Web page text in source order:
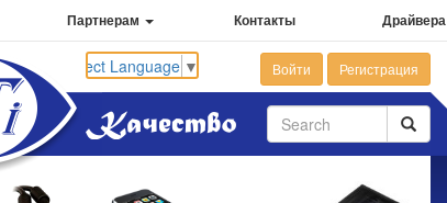
Партнерам Контакты Драйвера
Select Language ▼ Войти Регистрация